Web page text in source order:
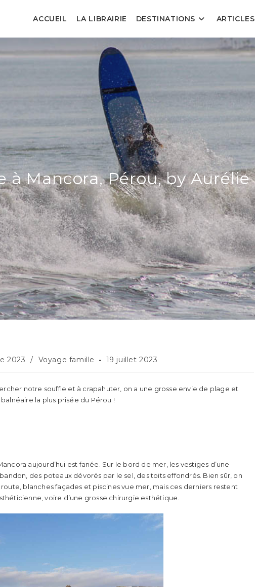
ACCUEIL LA LIBRAIRIE DESTINATIONS ARTICLES
à Mancora, Pérou, by Aurélie
2023 / Voyage famille
Publication
19 juillet 2023
notre souffle et à crapahuter, on a une grosse envie de plage et
la plus prisée du Pérou !
aujourd’hui est fanée. Sur le bord de mer, les vestiges d’une
des poteaux dévorés par le sel, des toits effondrés. Bien sûr, on
blanches façades et piscines vue mer, mais ces derniers restent
voire d’une grosse chirurgie esthétique.